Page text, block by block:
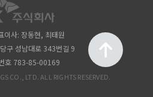
이사: 장동현, 최태원
구 성남대로 343번길 9
호 783-85-00169
CO., LTD. ALL RIGHTS RESERVED.